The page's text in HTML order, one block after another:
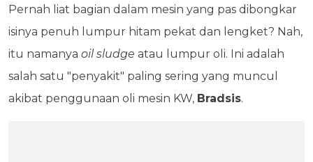
Pernah liat bagian dalam mesin yang pas dibongkar
isinya penuh lumpur hitam pekat dan lengket? Nah,
itu namanya oil sludge atau lumpur oli. Ini adalah
salah satu "penyakit" paling sering yang muncul
akibat penggunaan oli mesin KW, Bradsis.